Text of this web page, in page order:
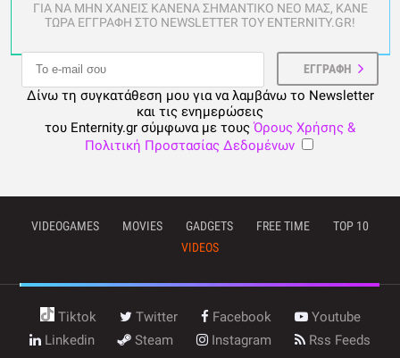
ΓΙΑ ΝΑ ΜΗΝ ΧΑΝΕΙΣ ΚΑΝΕΝΑ ΣΗΜΑΝΤΙΚΟ ΝΕΟ ΜΑΣ, ΚΑΝΕ
ΤΩΡΑ ΕΓΓΡΑΦΗ ΣΤΟ NEWSLETTER ΤΟΥ ENTERNITY.GR!
Δίνω τη συγκατάθεση μου για να λαμβάνω το Newsletter
και τις ενημερώσεις
του Enternity.gr σύμφωνα με τους Όρους Χρήσης &
Πολιτική Προστασίας Δεδομένων
VIDEOGAMES MOVIES GADGETS FREE TIME
TOP 10
VIDEOS
Tiktok Twitter Facebook
Youtube
Linkedin
Steam Instagram Rss Feeds